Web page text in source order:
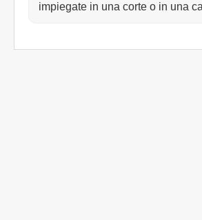
impiegate in una corte o in una